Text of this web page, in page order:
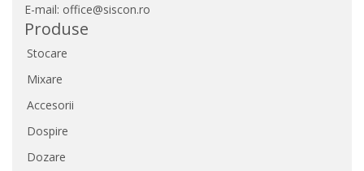
E-mail: office@siscon.ro
Produse
Stocare
Mixare
Accesorii
Dospire
Dozare